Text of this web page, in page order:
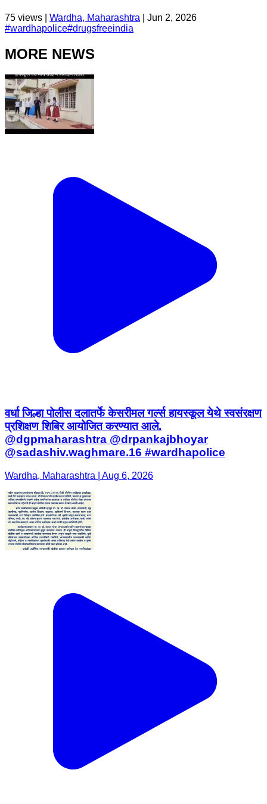
75 views | Wardha, Maharashtra
Jun 2, 2026
#wardhapolice#drugsfreeindia
MORE NEWS
वर्धा जिल्हा पोलीस दलातर्फे केसरीमल गर्ल्स हायस्कूल येथे स्वसंरक्षण
प्रशिक्षण शिबिर आयोजित करण्यात आले.
@dgpmaharashtra @drpankajbhoyar
@sadashiv.waghmare.16 #wardhapolice
Wardha, Maharashtra | Aug 6, 2026